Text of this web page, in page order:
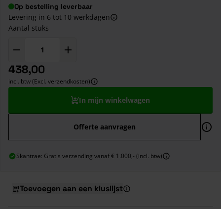
Op bestelling leverbaar
Levering in 6 tot 10 werkdagen
Aantal stuks
438,00
incl. btw (Excl. verzendkosten)
In mijn winkelwagen
Offerte aanvragen
Skantrae: Gratis verzending vanaf € 1.000,- (incl. btw)
Toevoegen aan een kluslijst